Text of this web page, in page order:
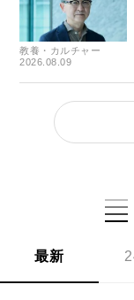
教養・カルチャー
2026.08.09
最新